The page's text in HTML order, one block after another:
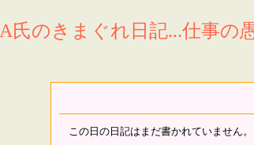
A氏のきまぐれ日記...仕事の
この日の日記はまだ書かれていません。